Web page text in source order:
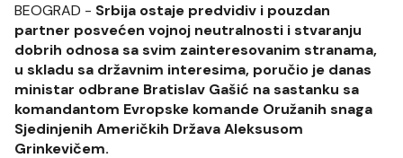
BEOGRAD - Srbija ostaje predvidiv i pouzdan
partner posvećen vojnoj neutralnosti i stvaranju
dobrih odnosa sa svim zainteresovanim stranama,
u skladu sa državnim interesima, poručio je danas
ministar odbrane Bratislav Gašić na sastanku sa
komandantom Evropske komande Oružanih snaga
Sjedinjenih Američkih Država Aleksusom
Grinkevičem.